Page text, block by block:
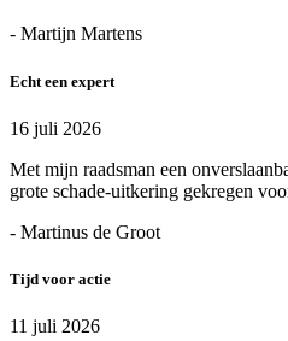
- Martijn Martens
Echt een expert
16 juli 2026
Met mijn raadsman een
grote schade-uitkering gekregen
- Martinus de Groot
Tijd voor actie
11 juli 2026